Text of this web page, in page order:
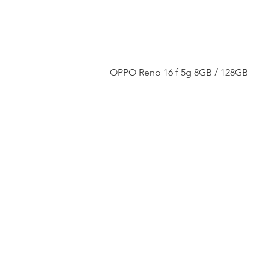
OPPO Reno 16 f 5g 8GB / 128GB